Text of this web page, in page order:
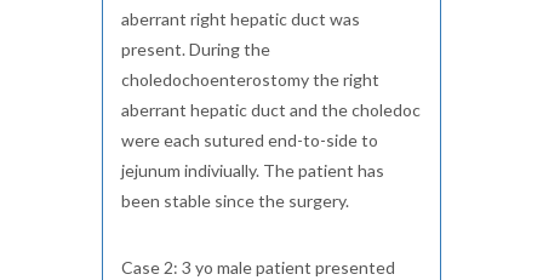
aberrant right hepatic duct was
present. During the
choledochoenterostomy the right
aberrant hepatic duct and the choledoc
were each sutured end-to-side to
jejunum indiviually. The patient has
been stable since the surgery.
Case 2: 3 yo male patient presented